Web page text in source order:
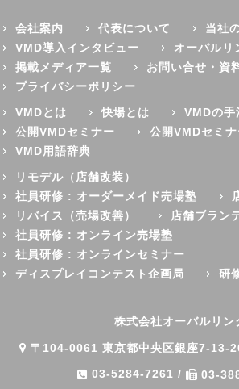
会社案内 代表について
当社
VMD導入インタビュー
オーバルリ
掲載メディア一覧
お問い合せ・資
プライバシーポリシー
VMDとは
快場とは
VMDの手
公開VMDセミナー
公開VMDセミ
VMD用語辞典
リモデル（店舗改装）
社員研修 : オーダーメイド売場塾
リバイス（売場改善）
店舗ブラン
社員研修 : オンライン売場塾
社員研修 : オンラインセミナー
ディスプレイコンテスト企画局
研
株式会社オーバルリン
〒104-0061 東京都中央区銀座7-13-
03-5284-7261 / 03-